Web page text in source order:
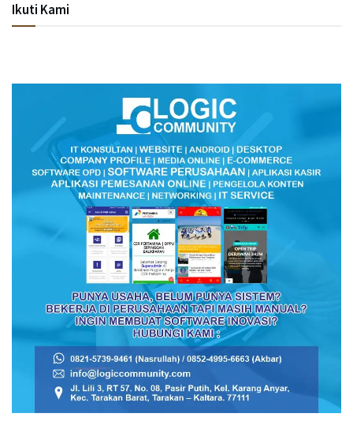
Ikuti Kami